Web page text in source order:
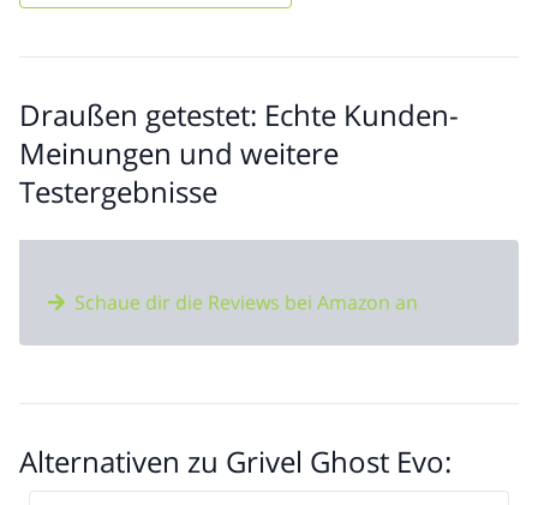
Draußen getestet: Echte Kunden-
Meinungen und weitere
Testergebnisse
Schaue dir die Reviews bei Amazon an
Alternativen zu Grivel Ghost Evo: